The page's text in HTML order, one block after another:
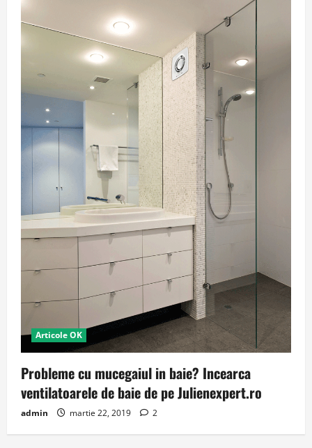
Articole OK
Probleme cu mucegaiul in baie? Incearca
ventilatoarele de baie de pe Julienexpert.ro
admin martie 22, 2019 2